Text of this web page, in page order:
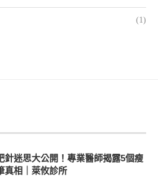
(1)
針迷思大公開！專業醫師揭露5個瘦
真相｜萊攸診所